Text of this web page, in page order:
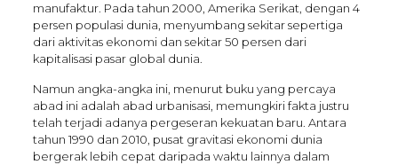
manufaktur. Pada tahun 2000, Amerika Serikat, dengan 4
persen populasi dunia, menyumbang sekitar sepertiga
dari aktivitas ekonomi dan sekitar 50 persen dari
kapitalisasi pasar global dunia.
Namun angka-angka ini, menurut buku yang percaya
abad ini adalah abad urbanisasi, memungkiri fakta justru
telah terjadi adanya pergeseran kekuatan baru. Antara
tahun 1990 dan 2010, pusat gravitasi ekonomi dunia
bergerak lebih cepat daripada waktu lainnya dalam